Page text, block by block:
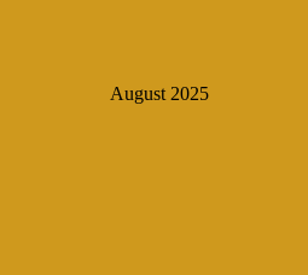
August 2025